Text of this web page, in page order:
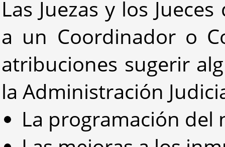
Las Juezas y los
a un Coordinador o
atribuciones sugerir
la Administración
La programación del